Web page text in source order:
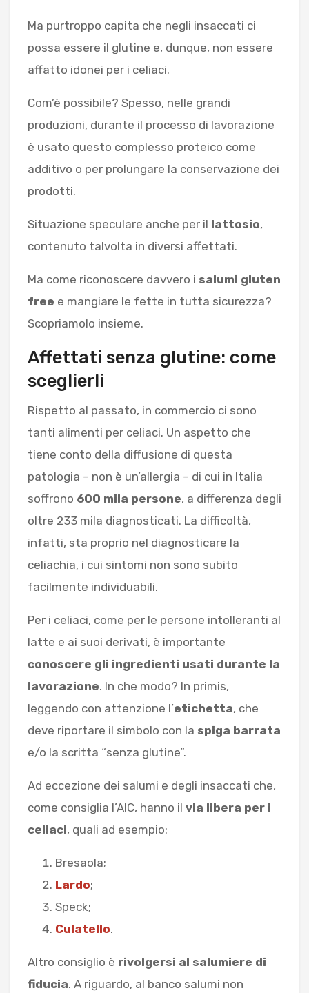
Ma purtroppo capita che negli insaccati ci
possa essere il glutine e, dunque, non essere
affatto idonei per i celiaci.
Com’è possibile? Spesso, nelle grandi
produzioni, durante il processo di lavorazione
è usato questo complesso proteico come
additivo o per prolungare la conservazione dei
prodotti.
Situazione speculare anche per il lattosio,
contenuto talvolta in diversi affettati.
Ma come riconoscere davvero i salumi gluten
free e mangiare le fette in tutta sicurezza?
Scopriamolo insieme.
Affettati senza glutine: come
sceglierli
Rispetto al passato, in commercio ci sono
tanti alimenti per celiaci. Un aspetto che
tiene conto della diffusione di questa
patologia – non è un’allergia – di cui in Italia
soffrono 600 mila persone, a differenza degli
oltre 233 mila diagnosticati. La difficoltà,
infatti, sta proprio nel diagnosticare la
celiachia, i cui sintomi non sono subito
facilmente individuabili.
Per i celiaci, come per le persone intolleranti al
latte e ai suoi derivati, è importante
conoscere gli ingredienti usati durante la
lavorazione. In che modo? In primis,
leggendo con attenzione l’etichetta, che
deve riportare il simbolo con la spiga barrata
e/o la scritta “senza glutine”.
Ad eccezione dei salumi e degli insaccati che,
come consiglia l’AIC, hanno il via libera per i
celiaci, quali ad esempio:
Bresaola;
Lardo;
Speck;
Culatello.
Altro consiglio è rivolgersi al salumiere di
fiducia. A riguardo, al banco salumi non